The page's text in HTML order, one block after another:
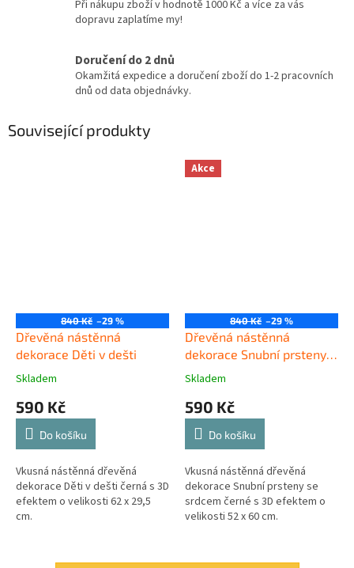
Při nákupu zboží v hodnotě 1000 Kč a více za vás
dopravu zaplatíme my!
Doručení do 2 dnů
Okamžitá expedice a doručení zboží do 1-2 pracovních
dnů od data objednávky.
Související produkty
840 Kč –29 %
Dřevěná nástěnná
dekorace Děti v dešti
Skladem
590 Kč
Do košíku
Vkusná nástěnná dřevěná
dekorace Děti v dešti černá s 3D
efektem o velikosti 62 x 29,5
cm.
Akce
840 Kč –29 %
Dřevěná nástěnná
dekorace Snubní prsteny
se srdcem černé
Skladem
590 Kč
Do košíku
Vkusná nástěnná dřevěná
dekorace Snubní prsteny se
srdcem černé s 3D efektem o
velikosti 52 x 60 cm.